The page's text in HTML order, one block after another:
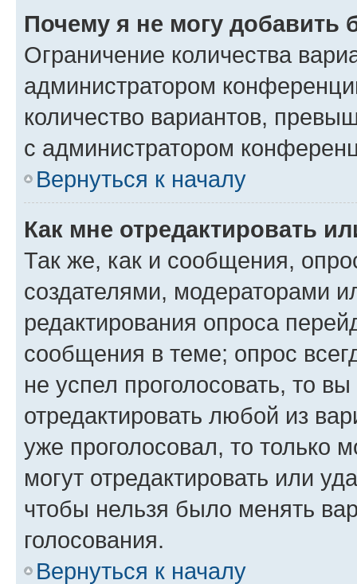
Почему я не могу добавить
Ограничение количества
администратором
количество вариантов,
с администратором
Вернуться к началу
Как мне отредактировать
Так же, как и сообщения,
создателями, модераторами
редактирования опроса
сообщения в теме; опрос
не успел проголосовать, то
отредактировать любой из
уже проголосовал, то только
могут отредактировать или
чтобы нельзя было менять
голосования.
Вернуться к началу